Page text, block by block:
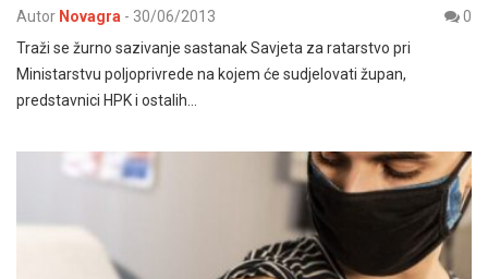
Autor Novagra - 30/06/2013
0
Traži se žurno sazivanje sastanak Savjeta za ratarstvo pri
Ministarstvu poljoprivrede na kojem će sudjelovati župan,
predstavnici HPK i ostalih…